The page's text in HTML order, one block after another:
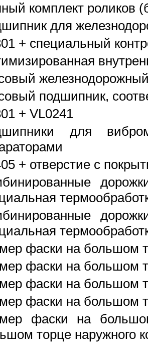
комплект роликов
для
+ специальный
подшипник,
+ VL0241
для
+ отверстие с
фаски на большом
фаски на большом
фаски на большом
фаски на большом
фаски на
торце наружного